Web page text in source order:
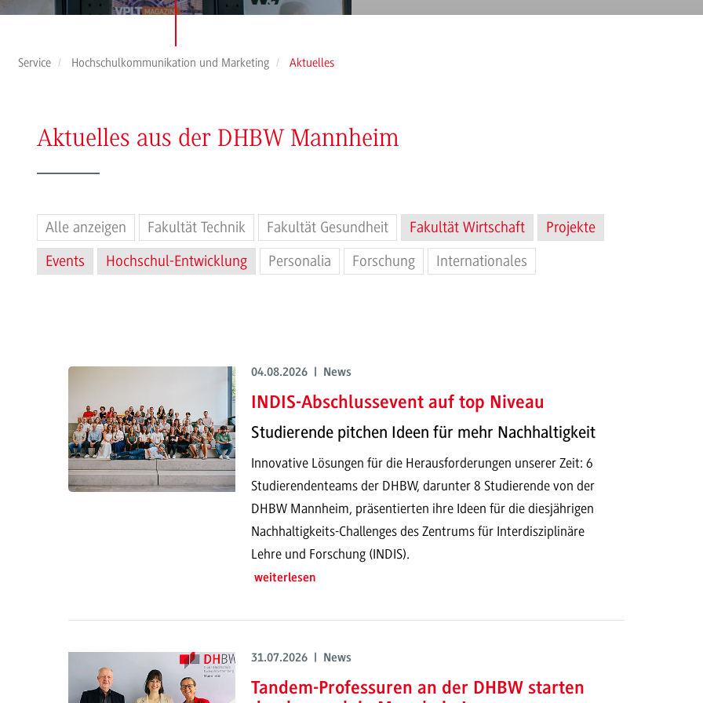
Service Hochschulkommunikation und Marketing Aktuelles
Aktuelles aus der DHBW Mannheim
Alle anzeigen Fakultät Technik Fakultät Gesundheit Fakultät Wirtschaft
Projekte
Events
Hochschul-Entwicklung Personalia Forschung Internationales
04.08.2026 | News
INDIS-Abschlussevent auf top Niveau
Studierende pitchen Ideen für mehr Nachhaltigkeit
Innovative Lösungen für die Herausforderungen unserer Zeit: 6
Studierendenteams der DHBW, darunter 8 Studierende von der
DHBW Mannheim, präsentierten ihre Ideen für die diesjährigen
Nachhaltigkeits-Challenges des Zentrums für Interdisziplinäre
Lehre und Forschung (INDIS).
weiterlesen
31.07.2026 | News
Tandem-Professuren an der DHBW starten